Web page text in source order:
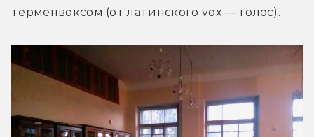
терменвоксом (от латинского vox — голос).